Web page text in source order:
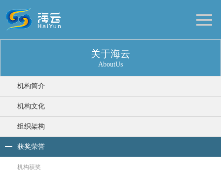
关于海云
AboutUs
机构简介
机构文化
组织架构
获奖荣誉
机构获奖